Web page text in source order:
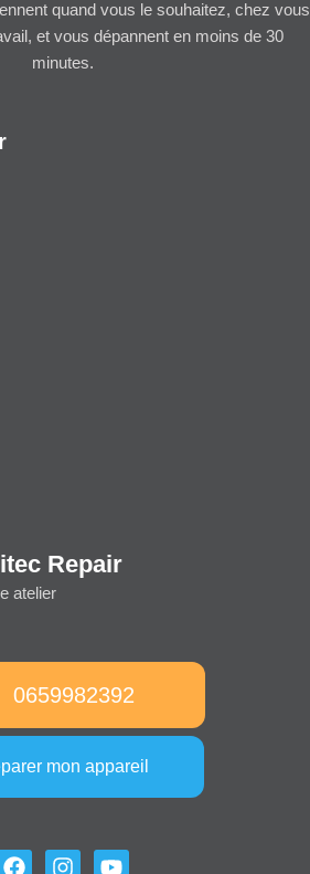
quand vous le souhaitez, chez vous
et vous dépannent en moins de 30
minutes.
Repair
atelier
0659982392
mon appareil
F
I
Y